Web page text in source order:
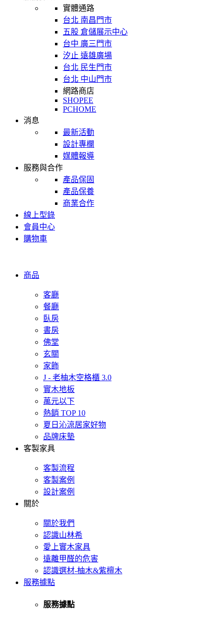
實體通路
台北 南昌門市
五股 倉儲展示中心
台中 廣三門市
汐止 遠雄廣場
台北 民生門市
台北 中山門市
網路商店
SHOPEE
PCHOME
消息
最新活動
設計專欄
媒體報導
服務與合作
產品保固
產品保養
商業合作
線上型錄
會員中心
購物車
商品
客廳
餐廳
臥房
書房
佛堂
玄關
家飾
J - 老柚木空格櫃 3.0
實木地板
萬元以下
熱銷 TOP 10
夏日沁涼居家好物
品牌床墊
客製家具
客製流程
客製案例
設計案例
關於
關於我們
認識山林希
愛上實木家具
遠離甲醛的危害
認識選材-柚木&紫檀木
服務據點
服務據點